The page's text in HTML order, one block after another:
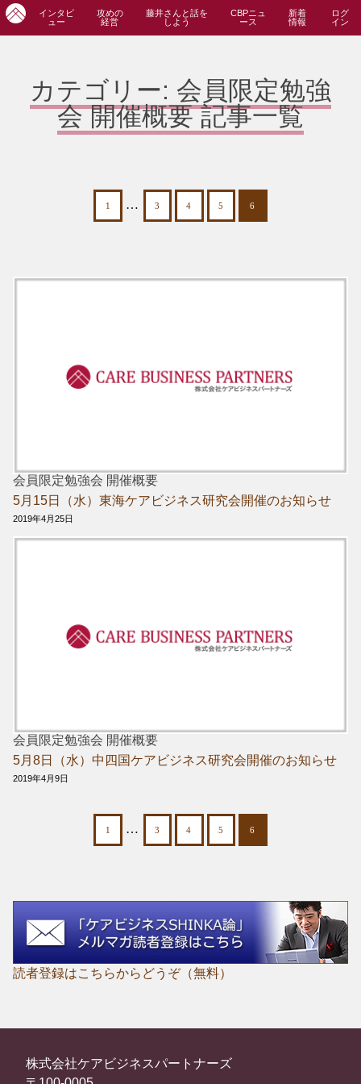
インタビ
ュー
攻めの
経営
藤井さんと話を
しよう
CBPニュ
ース
新着
情報
ログ
イン
カテゴリー: 会員限定勉強
会 開催概要記事一覧
1 … 3 4 5 6
会員限定勉強会 開催概要
5月15日（水）東海ケアビジネス研究会開催のお知らせ
2019年4月25日
会員限定勉強会 開催概要
5月8日（水）中四国ケアビジネス研究会開催のお知らせ
2019年4月9日
1 … 3 4 5 6
読者登録はこちらからどうぞ（無料）
株式会社ケアビジネスパートナーズ